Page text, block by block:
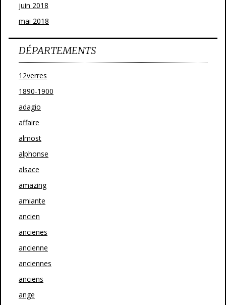
juin 2018
mai 2018
DÉPARTEMENTS
12verres
1890-1900
adagio
affaire
almost
alphonse
alsace
amazing
amiante
ancien
ancienes
ancienne
anciennes
anciens
ange